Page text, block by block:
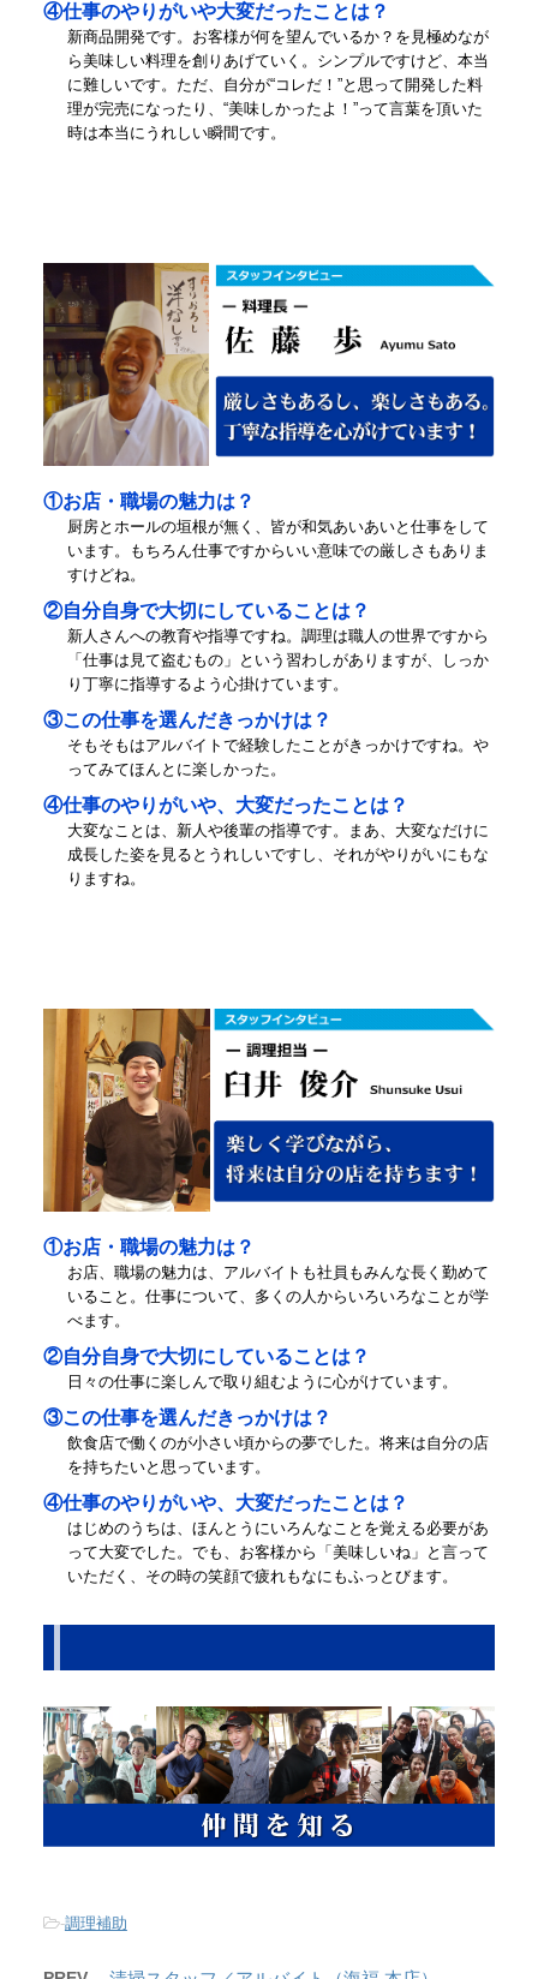
④仕事のやりがいや大変だったことは？
新商品開発です。お客様が何を望んでいるか？を見極めなが
ら美味しい料理を創りあげていく。シンプルですけど、本当
に難しいです。ただ、自分が“コレだ！”と思って開発した料
理が完売になったり、“美味しかったよ！”って言葉を頂いた
時は本当にうれしい瞬間です。
①お店・職場の魅力は？
厨房とホールの垣根が無く、皆が和気あいあいと仕事をして
います。もちろん仕事ですからいい意味での厳しさもありま
すけどね。
②自分自身で大切にしていることは？
新人さんへの教育や指導ですね。調理は職人の世界ですから
「仕事は見て盗むもの」という習わしがありますが、しっか
り丁寧に指導するよう心掛けています。
③この仕事を選んだきっかけは？
そもそもはアルバイトで経験したことがきっかけですね。や
ってみてほんとに楽しかった。
④仕事のやりがいや、大変だったことは？
大変なことは、新人や後輩の指導です。まあ、大変なだけに
成長した姿を見るとうれしいですし、それがやりがいにもな
りますね。
①お店・職場の魅力は？
お店、職場の魅力は、アルバイトも社員もみんな長く勤めて
いること。仕事について、多くの人からいろいろなことが学
べます。
②自分自身で大切にしていることは？
日々の仕事に楽しんで取り組むように心がけています。
③この仕事を選んだきっかけは？
飲食店で働くのが小さい頃からの夢でした。将来は自分の店
を持ちたいと思っています。
④仕事のやりがいや、大変だったことは？
はじめのうちは、ほんとうにいろんなことを覚える必要があ
って大変でした。でも、お客様から「美味しいね」と言って
いただく、その時の笑顔で疲れもなにもふっとびます。
-調理補助